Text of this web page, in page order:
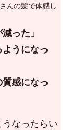
んの髪で体感し
った」
ようになっ
質感になっ
なったらい